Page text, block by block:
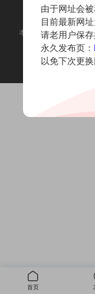
本站为摄影写真图片网
首页
由于网址会
目前最新网址
请老用户保
永久发布页：
以免下次更